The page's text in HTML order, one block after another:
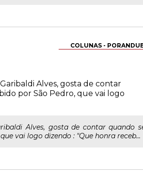
COLUNAS -
Alves, gosta de contar
por São Pedro, que vai logo
Alves, gosta de contar quando
vai logo dizendo : "Que honra receb...